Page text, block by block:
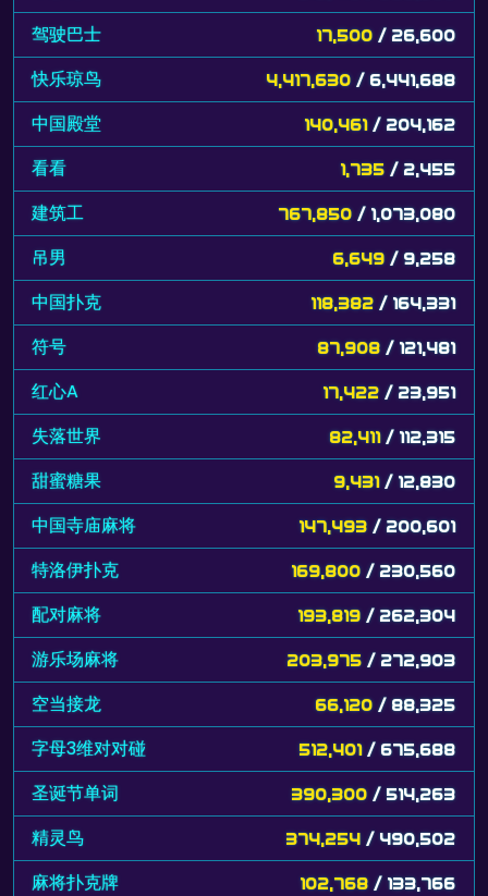
驾驶巴士 17,500 / 26,600
快乐琼鸟 4,417,630 / 6,441,688
中国殿堂 140,461 / 204,162
看看 1,735 / 2,455
建筑工 767,850 / 1,073,080
吊男 6,649 / 9,258
中国扑克 118,382 / 164,331
符号 87,908 / 121,481
红心A 17,422 / 23,951
失落世界 82,411 / 112,315
甜蜜糖果 9,431 / 12,830
中国寺庙麻将 147,493 / 200,601
特洛伊扑克 169,800 / 230,560
配对麻将 193,819 / 262,304
游乐场麻将 203,975 / 272,903
空当接龙 66,120 / 88,325
字母3维对对碰 512,401 / 675,688
圣诞节单词 390,300 / 514,263
精灵鸟 374,254 / 490,502
麻将扑克牌 102,768 / 133,766